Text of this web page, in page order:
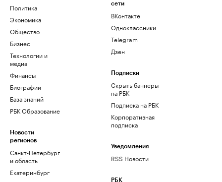
Политика
Экономика
Общество
Бизнес
Технологии и
медиа
Финансы
Биографии
База знаний
РБК Образование
Новости
регионов
Санкт-Петербург
и область
Екатеринбург
сети
ВКонтакте
Одноклассники
Telegram
Дзен
Подписки
Скрыть баннеры
на РБК
Подписка на РБК
Корпоративная
подписка
Уведомления
RSS Новости
РБК